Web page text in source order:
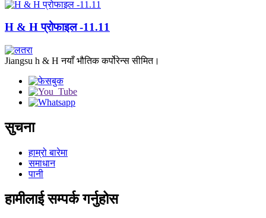
H & H प्रोफाइल -11.11
Jiangsu h & H नयाँ भौतिक कर्पोरेन्स सीमित।
सुचना
हाम्रो बारेमा
समाधान
पानी
हामीलाई सम्पर्क गर्नुहोस